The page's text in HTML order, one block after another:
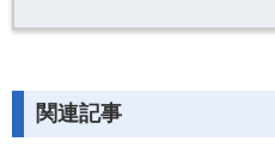
関連記事